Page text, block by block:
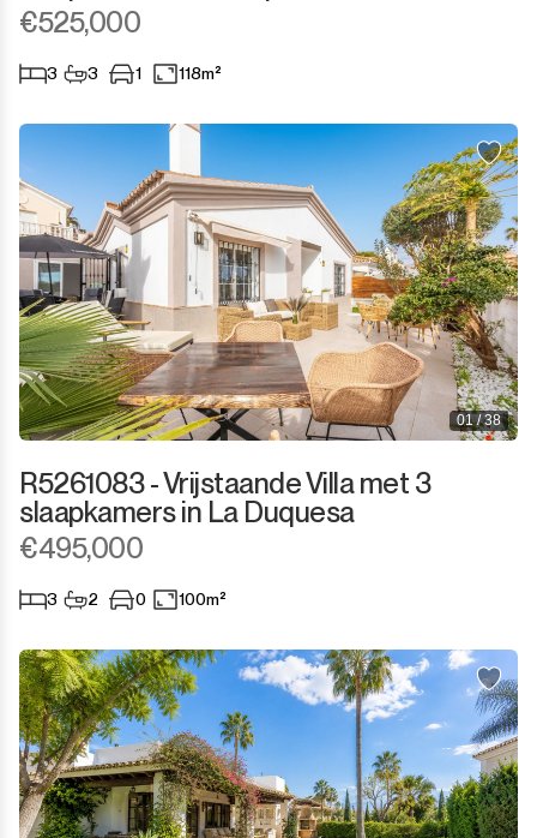
€525,000
3 3 1 118m²
01 / 38
R5261083 - Vrijstaande Villa met 3
slaapkamers in La Duquesa
€495,000
3 2 0 100m²